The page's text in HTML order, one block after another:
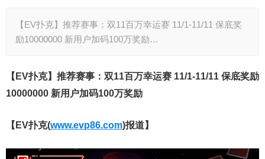
【EV扑克】推荐赛事：双11百万幸运赛 11/1-11/11 保底奖
励10000000 新用户加码100万奖励…
【EV扑克】推荐赛事：双11百万幸运赛 11/1-11/11 保底奖励
10000000 新用户加码100万奖励
【EV扑克(www.evp86.com)报道】